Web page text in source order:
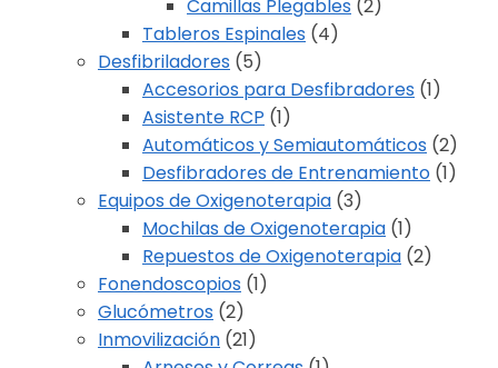
Camillas Plegables (2)
Tableros Espinales (4)
Desfibriladores (5)
Accesorios para Desfibradores (1)
Asistente RCP (1)
Automáticos y Semiautomáticos (2)
Desfibradores de Entrenamiento (1)
Equipos de Oxigenoterapia (3)
Mochilas de Oxigenoterapia (1)
Repuestos de Oxigenoterapia (2)
Fonendoscopios (1)
Glucómetros (2)
Inmovilización (21)